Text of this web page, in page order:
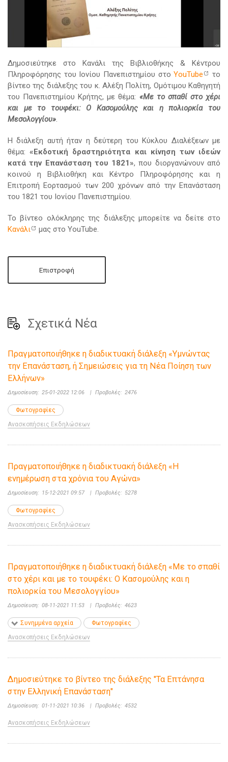
Δημοσιεύτηκε στο Κανάλι της Βιβλιοθήκης & Κέντρου
Πληροφόρησης του Ιονίου Πανεπιστημίου στοYouTube
το
βίντεο της διάλεξης του κ. Αλέξη Πολίτη, Ομότιμου Καθηγητή
του Πανεπιστημίου Κρήτης, με θέμα: «Με το σπαθί στο χέρι
και με το τουφέκι: Ο Κασομούλης και η πολιορκία του
Μεσολογγίου».
Η διάλεξη αυτή ήταν η δεύτερη του Κύκλου Διαλέξεων με
θέμα: «Εκδοτική δραστηριότητα και κίνηση των ιδεών
κατά την Επανάσταση του 1821», που διοργανώνουν από
κοινού η Βιβλιοθήκη και Κέντρο Πληροφόρησης και η
Επιτροπή Εορτασμού των 200 χρόνων από την Επανάσταση
του 1821 του Ιονίου Πανεπιστημίου.
Το βίντεο ολόκληρης της διάλεξης μπορείτε να δείτε στο
Kανάλι
μας στο YouTube.
Επιστροφή
Σχετικά Νέα
Πραγματοποιήθηκε η διαδικτυακή διάλεξη «Υμνώντας
την Επανάσταση, ή Σημειώσεις για τη Νέα Ποίηση των
Ελλήνων»
Δημοσίευση: 25-01-2022 12:06 | Προβολές: 2476
Φωτογραφίες
Ανασκοπήσεις Εκδηλώσεων
Πραγματοποιήθηκε η διαδικτυακή διάλεξη «Η
ενημέρωση στα χρόνια του Αγώνα»
Δημοσίευση: 15-12-2021 09:57 | Προβολές: 5278
Φωτογραφίες
Ανασκοπήσεις Εκδηλώσεων
Πραγματοποιήθηκε η διαδικτυακή διάλεξη «Με το σπαθί
στο χέρι και με το τουφέκι: Ο Κασομούλης και η
πολιορκία του Μεσολογγίου»
Δημοσίευση: 08-11-2021 11:53 | Προβολές: 4623
Συνημμένα αρχεία
Φωτογραφίες
Ανασκοπήσεις Εκδηλώσεων
Δημοσιεύτηκε το βίντεο της διάλεξης "Τα Επτάνησα
στην Ελληνική Επανάσταση"
Δημοσίευση: 01-11-2021 10:36 | Προβολές: 4532
Ανασκοπήσεις Εκδηλώσεων